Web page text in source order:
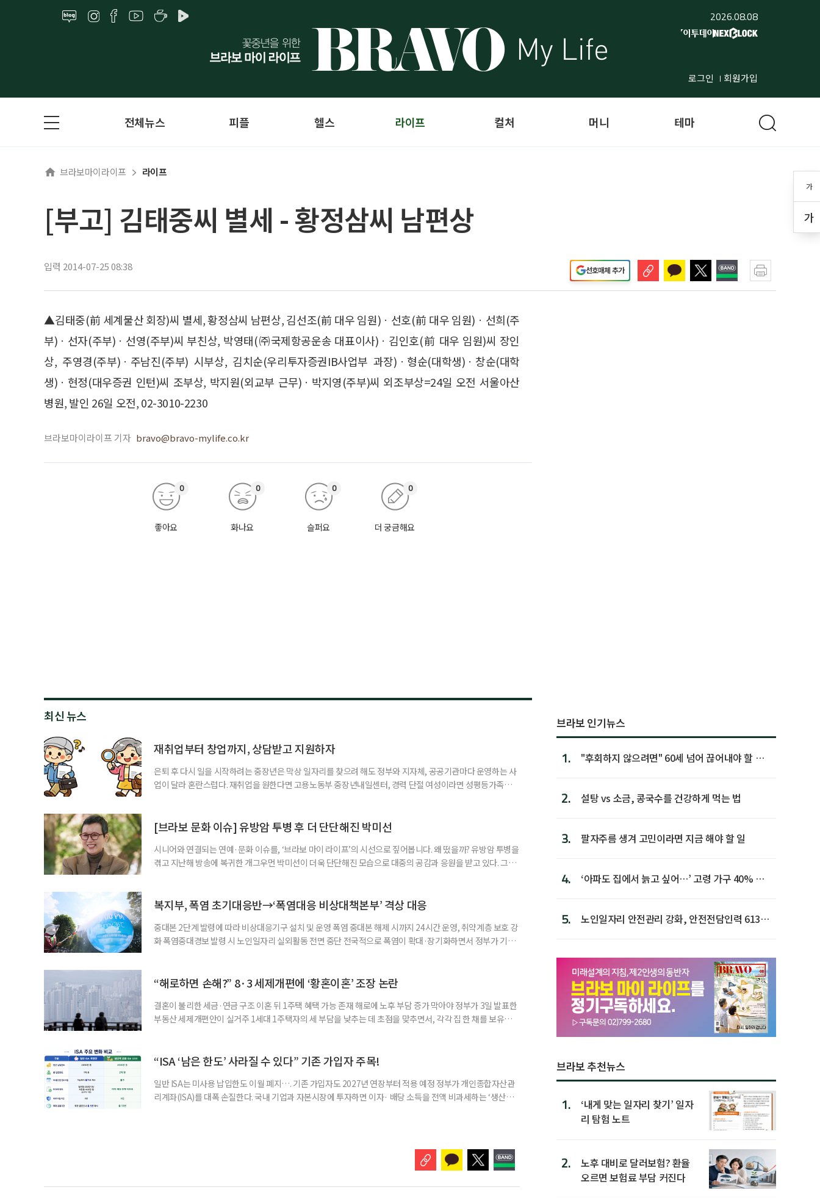
2026.08.08
로그인 회원가입
가
가
전체뉴스 피플 헬스 라이프 컬처 머니 테마
브라보마이라이프 라이프
[부고] 김태중씨 별세 - 황정삼씨 남편상
입력 2014-07-25 08:38 선호매체 추가
▲김태중(前 세계물산 회장)씨 별세, 황정삼씨 남편상, 김선조(前 대우 임원)ㆍ선호(前 대우 임원)ㆍ선희(주
부)ㆍ선자(주부)ㆍ선영(주부)씨 부친상, 박영태(㈜국제항공운송 대표이사)ㆍ김인호(前 대우 임원)씨 장인
상, 주영경(주부)ㆍ주남진(주부) 시부상, 김치순(우리투자증권IB사업부 과장)ㆍ형순(대학생)ㆍ창순(대학
생)ㆍ현정(대우증권 인턴)씨 조부상, 박지원(외교부 근무)ㆍ박지영(주부)씨 외조부상=24일 오전 서울아산
병원, 발인 26일 오전, 02-3010-2230
브라보마이라이프 기자 bravo@bravo-mylife.co.kr
좋아요
0
화나요
0
슬퍼요
0
더 궁금해요
0
최신 뉴스
재취업부터 창업까지, 상담받고 지원하자
은퇴 후 다시 일을 시작하려는 중장년은 막상 일자리를 찾으려 해도 정부와 지자체, 공공기관마다 운영하는 사
업이 달라 혼란스럽다. 재취업을 원한다면 고용노동부 중장년내일센터, 경력 단절 여성이라면 성평등가족부
준비부터 구직 수당까지 고용노동부 국민취업지원제도 구직활동이 쉽지 않은 사람을 위한 제도다. 개인별 취
업 지원 계획을 세
[브라보 문화 이슈] 유방암 투병 후 더 단단해진 박미선
시니어와 연결되는 연예·문화 이슈를, ‘브라보 마이 라이프’의 시선으로 짚어봅니다. 왜 떴을까? 유방암 투병을
겪고 지난해 방송에 복귀한 개그우먼 박미선이 더욱 단단해진 모습으로 대중의 공감과 응원을 받고 있다. 그러
까. 오랜 방송 생활 뒤 전해진 투병 소식 박미선은 재치 있는 말솜씨와 공감 능력으로
복지부, 폭염 초기대응반→‘폭염대응 비상대책본부’ 격상 대응
중대본 2단계 발령에 따라 비상대응기구 설치 및 운영 폭염 중대본 해제 시까지 24시간 운영, 취약계층 보호 강
화 폭염중대경보 발령 시 노인일자리 실외활동 전면 중단 전국적으로 폭염이 확대·장기화하면서 정부가 기존
책본부(중대본) 2단계(심각)가 발령된 이후에도 폭염이 전국적으로 확대되고 장기화한 데 따른 것이다. 기존에
“해로하면 손해?” 8·3 세제개편에 ‘황혼이혼’ 조장 논란
결혼이 불리한 세금·연금 구조 이혼 뒤 1주택 혜택 가능 존재 해로에 노후 부담 증가 막아야 정부가 3일 발표한
부동산 세제개편안이 실거주 1세대 1주택자의 세 부담을 낮추는 데 초점을 맞추면서, 각각 집 한 채를 보유한
부가 각자 집 한 채씩을 보유하면 한 세대가 두 채를 가진 것으로 보지만, 실제 이혼해 주거와 생계를 분
“ISA ‘남은 한도’ 사라질 수 있다” 기존 가입자 주목!
일반 ISA는 미사용 납입한도 이월 폐지…. 기존 가입자도 2027년 연장부터 적용 예정 정부가 개인종합자산관
리계좌(ISA)를 대폭 손질한다. 국내 기업과 자본시장에 투자하면 이자· 배당 소득을 전액 비과세하는 ‘생산적
브라보 인기뉴스
1.
"후회하지 않으려면" 60세 넘어 끊어내야 할 사
2. 설탕 vs 소금, 콩국수를 건강하게 먹는 법
3. 팔자주름 생겨 고민이라면 지금 해야 할 일
4.
‘아파도 집에서 늙고 싶어…’ 고령 가구 40% 노
5.
노인일자리 안전관리 강화, 안전전담인력 613명
브라보 추천뉴스
1.
‘내게 맞는 일자리 찾기’ 일자
리 탐험 노트
2.
노후 대비로 달러보험? 환율
오르면 보험료 부담 커진다